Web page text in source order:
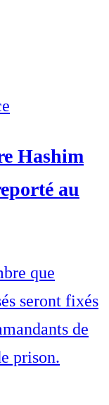
Hashim
au
que
seront fixés
de
prison.